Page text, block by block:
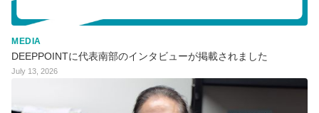
MEDIA
DEEPPOINTに代表南部のインタビューが掲載されました
July 13, 2026